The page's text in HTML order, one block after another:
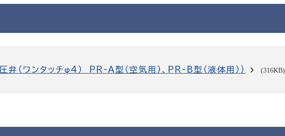
弁（ワンタッチφ4） PR-A型（空気用）、PR-B型（液体用）） (316KB)